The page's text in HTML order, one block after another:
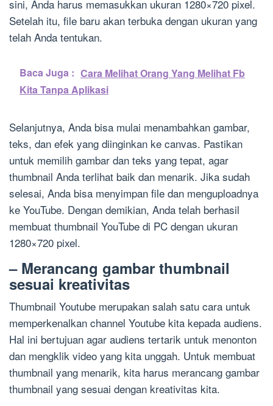
sini, Anda harus memasukkan ukuran 1280×720 pixel.
Setelah itu, file baru akan terbuka dengan ukuran yang
telah Anda tentukan.
Baca Juga : Cara Melihat Orang Yang Melihat Fb
Kita Tanpa Aplikasi
Selanjutnya, Anda bisa mulai menambahkan gambar,
teks, dan efek yang diinginkan ke canvas. Pastikan
untuk memilih gambar dan teks yang tepat, agar
thumbnail Anda terlihat baik dan menarik. Jika sudah
selesai, Anda bisa menyimpan file dan menguploadnya
ke YouTube. Dengan demikian, Anda telah berhasil
membuat thumbnail YouTube di PC dengan ukuran
1280×720 pixel.
– Merancang gambar thumbnail
sesuai kreativitas
Thumbnail Youtube merupakan salah satu cara untuk
memperkenalkan channel Youtube kita kepada audiens.
Hal ini bertujuan agar audiens tertarik untuk menonton
dan mengklik video yang kita unggah. Untuk membuat
thumbnail yang menarik, kita harus merancang gambar
thumbnail yang sesuai dengan kreativitas kita.